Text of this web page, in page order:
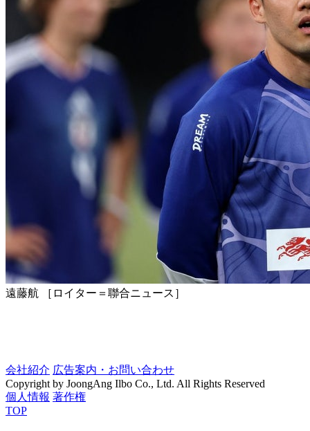
遠藤航 ［ロイター＝聯合ニュース］
会社紹介 広告案内・お問い合わせ
Copyright by JoongAng Ilbo Co., Ltd. All Rights Reserved
個人情報 著作権
TOP